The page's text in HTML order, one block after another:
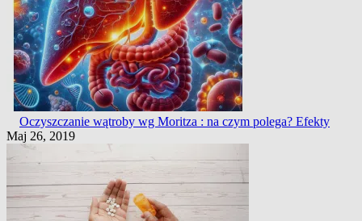
Oczyszczanie wątroby wg Moritza : na czym polega? Efekty
Maj 26, 2019